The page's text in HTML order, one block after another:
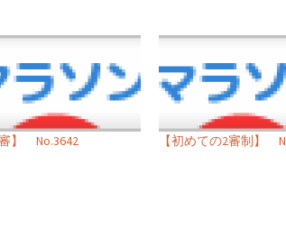
】 No.3642 【初めての2審制】